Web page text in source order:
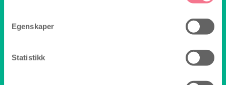
Egenskaper
Statistikk
Vi sitter klar til å hjelpe deg!
Vi svarer på e-posten din så snart